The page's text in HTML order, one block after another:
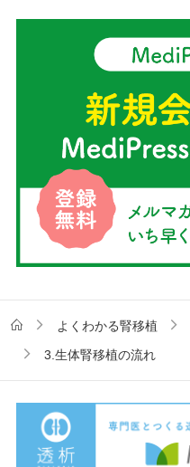
よくわかる腎移植
3.生体腎移植の流れ